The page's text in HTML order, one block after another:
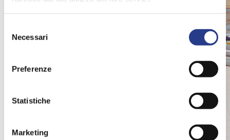
delNecessari
Preferenze
Statistiche
Marketing